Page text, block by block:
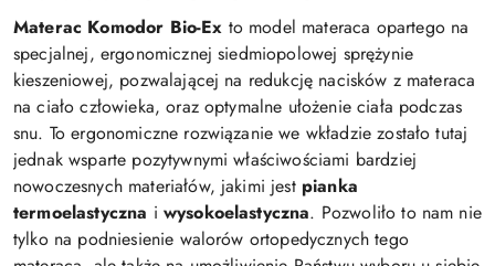
Materac Komodor Bio-Ex to model materaca opartego na
specjalnej, ergonomicznej siedmiopolowej sprężynie
kieszeniowej, pozwalającej na redukcję nacisków z materaca
na ciało człowieka, oraz optymalne ułożenie ciała podczas
snu. To ergonomiczne rozwiązanie we wkładzie zostało tutaj
jednak wsparte pozytywnymi właściwościami bardziej
nowoczesnych materiałów, jakimi jest pianka
termoelastyczna i wysokoelastyczna. Pozwoliło to nam nie
tylko na podniesienie walorów ortopedycznych tego